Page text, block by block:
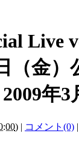
Live
（金）
年3
) | コメント(0) |